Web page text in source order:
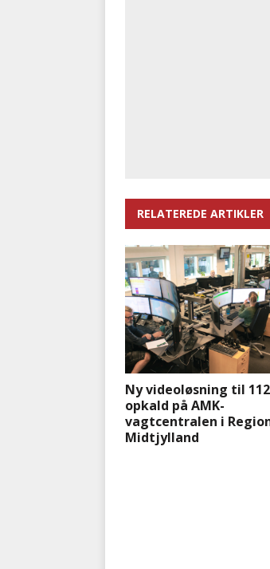
RELATEREDE ARTIKLER
Ny videoløsning til
opkald på AMK-
vagtcentralen i
Midtjylland